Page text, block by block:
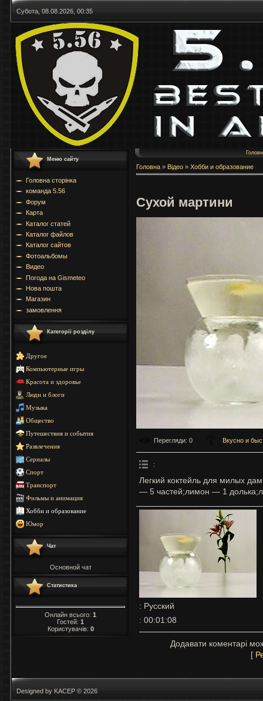
Субота, 08.08.2026, 00:35
Меню сайту
Головна сторінка
команда 5.56
Форум
Карта
Каталог статей
Каталог файлов
Каталог сайтов
Фотоальбомы
Видео
Погода на Gismeteo
Нова пошта
Магазин
замовлення
Категорії розділу
Другое
Компьютерные игры
Красота и здоровье
Люди и блоги
Музыка
Общество
Путешествия и события
Развлечения
Сериалы
Спорт
Транспорт
Фильмы и анимация
Хобби и образование
Юмор
Чат
Основной чат
Статистика
Онлайн всього: 1
Гостей: 1
Користувачів: 0
Головна » Відео » Хобби и образование
Сухой мартини
Перегляди: 0 Вкусно и
:
Легкий коктейль для милых
— 5 частей;лимон — 1
: Русский
: 00:01:08
Додавати коментарі
[
Designed by KACEP © 2026